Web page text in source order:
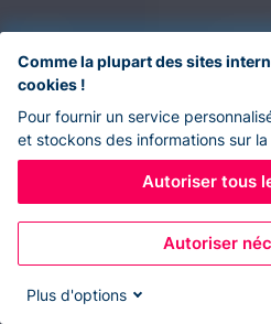
Comme la plupart des sites
cookies !
Pour fournir un service
et stockons des informations sur
Autoriser tous
Autoriser
Plus d'options